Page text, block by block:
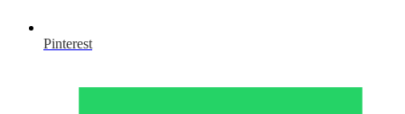
Pinterest